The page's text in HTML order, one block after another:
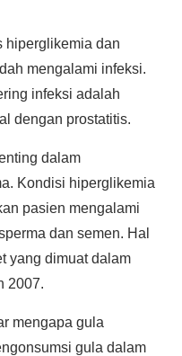
hiperglikemia dan
mengalami infeksi.
infeksi adalah
dengan prostatitis.
dalam
Kondisi hiperglikemia
pasien mengalami
dan semen. Hal
yang dimuat dalam
2007.
mengapa gula
gula dalam